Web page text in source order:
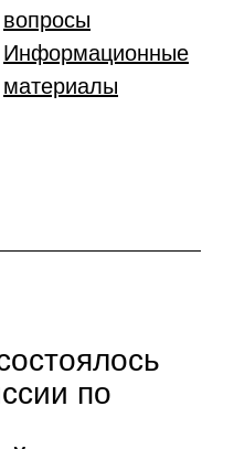
вопросы
Информационные
материалы
по